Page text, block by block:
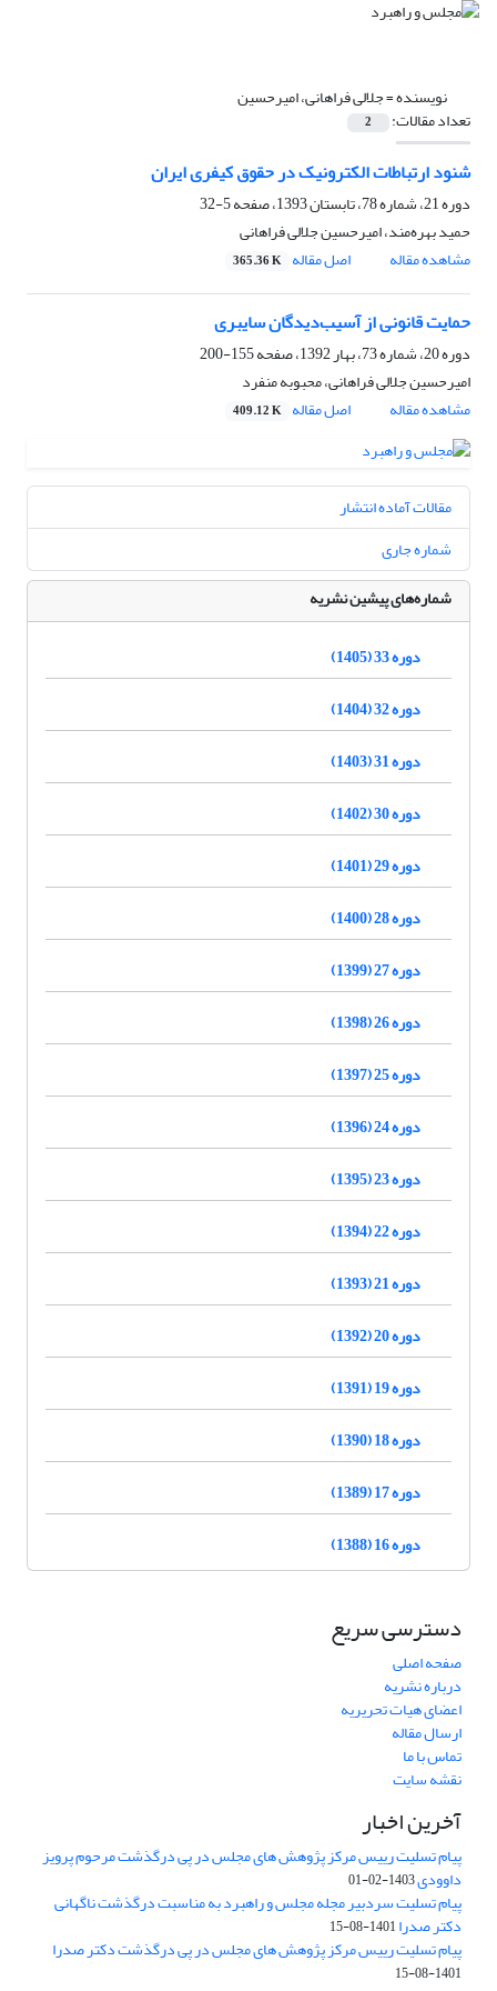
نویسنده =جلالی فراهانی، امیرحسین
تعداد مقالات: 2
شنود ارتباطات الکترونیک در حقوق کیفری ایران
دوره 21، شماره 78، تابستان 1393، صفحه
5-32
حمید بهره‌مند، امیرحسین جلالی فراهانی
مشاهده مقاله
اصل مقاله 365.36 K
حمایت قانونی از آسیب‌دیدگان سایبری
دوره 20، شماره 73، بهار 1392، صفحه
155-200
امیرحسین جلالی فراهانی، محبوبه منفرد
مشاهده مقاله
اصل مقاله 409.12 K
مقالات آماده انتشار
شماره جاری
شماره‌های پیشین نشریه
دوره 33 (1405)
دوره 32 (1404)
دوره 31 (1403)
دوره 30 (1402)
دوره 29 (1401)
دوره 28 (1400)
دوره 27 (1399)
دوره 26 (1398)
دوره 25 (1397)
دوره 24 (1396)
دوره 23 (1395)
دوره 22 (1394)
دوره 21 (1393)
دوره 20 (1392)
دوره 19 (1391)
دوره 18 (1390)
دوره 17 (1389)
دوره 16 (1388)
دسترسی سریع
صفحه اصلی
درباره نشریه
اعضای هیات تحریریه
ارسال مقاله
تماس با ما
نقشه سایت
آخرین اخبار
پیام تسلیت رییس مرکز پژوهش های مجلس در پی درگذشت مرحوم پرویز
داوودی1403-02-01
پیام تسلیت سردبیر مجله مجلس و راهبرد به مناسبت درگذشت ناگهانی
دکتر صدرا1401-08-15
پیام تسلیت رییس مرکز پژوهش های مجلس در پی درگذشت دکتر صدرا
1401-08-15